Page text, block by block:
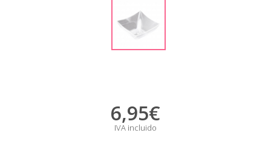
6,95€
IVA incluido